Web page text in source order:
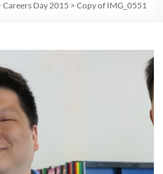
Careers Day 2015 >Copy of IMG_0551